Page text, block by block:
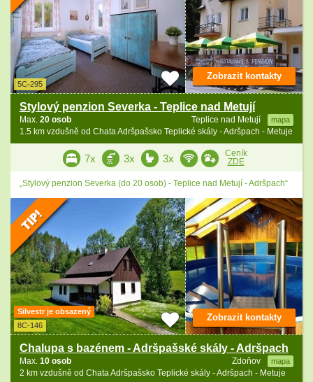
5C-295
Stylový penzion Severka - Teplice nad Metují
Teplice nad Metují mapa
Max. 20 osob
1.5 km vzdušně od Chata Adršpašsko Teplické skály - Adršpach - Metuje
Zobrazit kontakty
7x 3x 3x
Ceník
ZDE
„Stylový penzion Severka (do 20 osob) - Teplice nad Metují - Adršpach“
Silvestr je obsazený
8C-146
Chalupa s bazénem - Adršpašské skály - Adršpach
Zdoňov mapa
Max. 10 osob
2 km vzdušně od Chata Adršpašsko Teplické skály - Adršpach - Metuje
Zobrazit kontakty